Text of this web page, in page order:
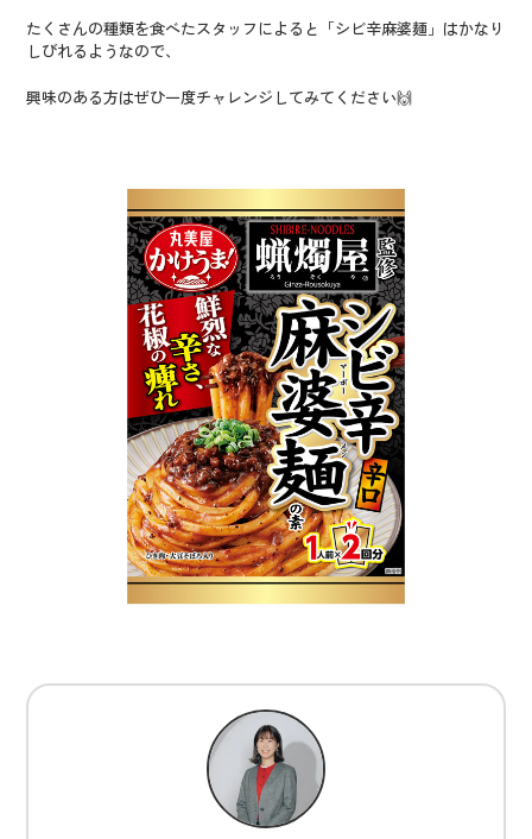
たくさんの種類を食べたスタッフによると「シビ辛麻婆麺」はかなり
しびれるようなので、
興味のある方はぜひ一度チャレンジしてみてください🙌